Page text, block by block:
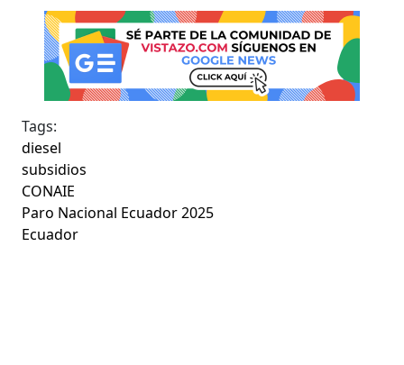
Tags:
diesel
subsidios
CONAIE
Paro Nacional Ecuador 2025
Ecuador